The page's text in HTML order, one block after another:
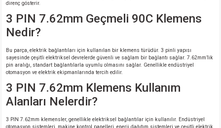
direnç gösterir.
3 PIN 7.62mm Geçmeli 90C Klemens
Nedir?
Bu parça, elektrik bağlantıları için kullanılan bir klemens türüdür. 3 pinli yapısı
sayesinde çeşitli elektriksel devrelerde güvenli ve sağlam bir bağlantı sağlar. 7.62mm’lik
pin aralığı, standart bağlantılarla uyumlu olmasını sağlar. Genellikle endüstriyel
otomasyon ve elektrik ekipmanlarında tercih edilir.
3 PIN 7.62mm Klemens Kullanım
Alanları Nelerdir?
3 PIN 7.62mm klemensler, genellikle elektriksel bağlantılar için kullanılır. Endüstriyel
otomasyon sistemleri, makine kontrol panelleri, enerji dağıtım sistemleri ve çeşitli elektrik